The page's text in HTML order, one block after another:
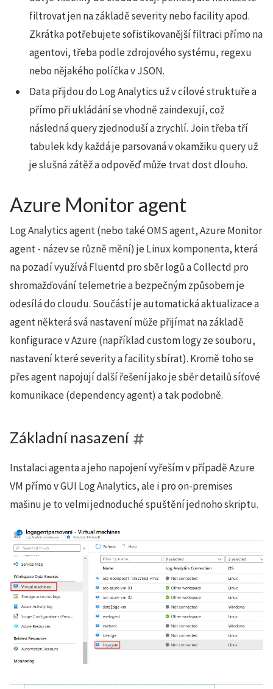
filtrovat jen na základě severity nebo facility apod.
Zkrátka potřebujete sofistikovanější filtraci přímo na
agentovi, třeba podle zdrojového systému, regexu
nebo nějakého políčka v JSON.
Data přijdou do Log Analytics už v cílové struktuře a
přímo při ukládání se vhodně zaindexují, což
následná query zjednoduší a zrychlí. Join třeba tří
tabulek kdy každá je parsovaná v okamžiku query už
je slušná zátěž a odpověď může trvat dost dlouho.
Azure Monitor agent
Log Analytics agent (nebo také OMS agent, Azure Monitor
agent - název se různě mění) je Linux komponenta, která
na pozadí využívá Fluentd pro sběr logů a Collectd pro
shromažďování telemetrie a bezpečným způsobem je
odesílá do cloudu. Součástí je automatická aktualizace a
agent některá svá nastavení může přijímat na základě
konfigurace v Azure (například custom logy ze souboru,
nastavení které severity a facility sbírat). Kromě toho se
přes agent napojují další řešení jako je sběr detailů síťové
komunikace (dependency agent) a tak podobně.
Základní nasazení
Instalaci agenta a jeho napojení vyřeším v případě Azure
VM přímo v GUI Log Analytics, ale i pro on-premises
mašinu je to velmi jednoduché spuštění jednoho skriptu.